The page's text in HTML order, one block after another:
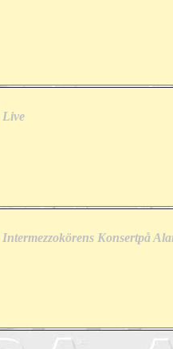
Live
Intermezzokörens Konsertpå